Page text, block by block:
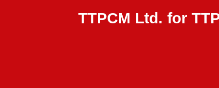
TTPCM Ltd. for